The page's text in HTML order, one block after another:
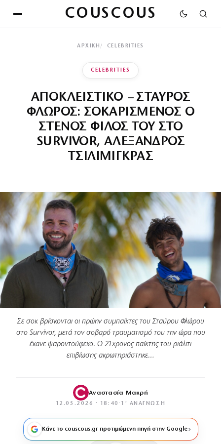
COUSCOUS
ΑΡΧΙΚΉ CELEBRITIES
CELEBRITIES
ΑΠΟΚΛΕΙΣΤΙΚΟ – ΣΤΑΥΡΟΣ
ΦΛΩΡΟΣ: ΣΟΚΑΡΙΣΜΕΝΟΣ Ο
ΣΤΕΝΟΣ ΦΙΛΟΣ ΤΟΥ ΣΤΟ
SURVIVOR, ΑΛΕΞΑΝΔΡΟΣ
ΤΣΙΛΙΜΙΓΚΡΑΣ
Σε σοκ βρίσκονται οι πρώην συμπαίκτες του Σταύρου Φλώρου
στο Survivor, μετά τον σοβαρό τραυματισμό του την ώρα που
έκανε ψαροντούφεκο. Ο 21χρονος παίκτης του ριάλιτι
επιβίωσης ακρωτηριάστηκε…
Αναστασία Μακρή
12.05.2026 · 18:40 · 1′ ΑΝΆΓΝΩΣΗ
Κάνε το couscous.gr προτιμώμενη πηγή στην Google